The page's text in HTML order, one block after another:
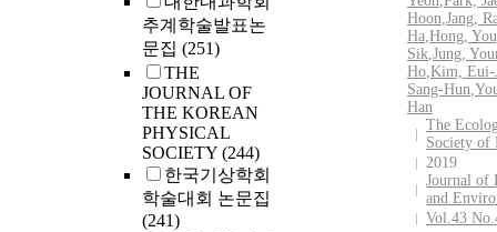
추계학술발표논
문집 (251)
THE
JOURNAL OF
THE KOREAN
PHYSICAL
SOCIETY (244)
한국기상학회
학술대회 논문집
(241)
There was no
difference in
for wrinkle
and in
adverse
HA filler
Conclusion:
filler HA-IDF
and safe for
NLFs.
stability in
coating on
surface was
the ionic
calcium
phosphoric
amount of
the liposomal
measured by
coupled
Hoon,Jang,
Ha,Hong,
Sik,Jung,
Ho,Kim, Eui-
Sang-Hun,
Han
The
Society of
2019
Journal of
and
Vol.43